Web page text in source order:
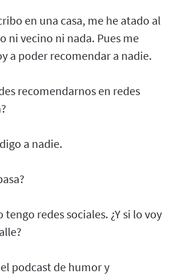
en una casa, me he atado al
ni vecino ni nada. Pues me
a poder recomendar a nadie.
recomendarnos en redes
a nadie.
redes sociales. ¿Y si lo voy
podcast de humor y